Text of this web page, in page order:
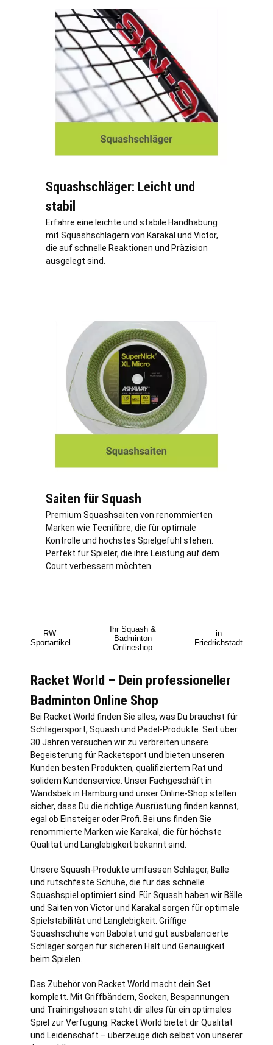
Squashschläger: Leicht und
stabil
Erfahre eine leichte und stabile Handhabung
mit Squashschlägern von Karakal und Victor,
die auf schnelle Reaktionen und Präzision
ausgelegt sind.
Saiten für Squash
Premium Squashsaiten von renommierten
Marken wie Tecnifibre, die für optimale
Kontrolle und höchstes Spielgefühl stehen.
Perfekt für Spieler, die ihre Leistung auf dem
Court verbessern möchten.
RW-
Sportartikel
Ihr Squash &
Badminton
Onlineshop
in
Friedrichstadt
Racket World – Dein professioneller
Badminton Online Shop
Bei Racket World finden Sie alles, was Du brauchst für
Schlägersport, Squash und Padel-Produkte. Seit über
30 Jahren versuchen wir zu verbreiten unsere
Begeisterung für Racketsport und bieten unseren
Kunden besten Produkten, qualifiziertem Rat und
solidem Kundenservice. Unser Fachgeschäft in
Wandsbek in Hamburg und unser Online-Shop stellen
sicher, dass Du die richtige Ausrüstung finden kannst,
egal ob Einsteiger oder Profi. Bei uns finden Sie
renommierte Marken wie Karakal, die für höchste
Qualität und Langlebigkeit bekannt sind.
Unsere Squash-Produkte umfassen Schläger, Bälle
und rutschfeste Schuhe, die für das schnelle
Squashspiel optimiert sind. Für Squash haben wir Bälle
und Saiten von Victor und Karakal sorgen für optimale
Spielstabilität und Langlebigkeit. Griffige
Squashschuhe von Babolat und gut ausbalancierte
Schläger sorgen für sicheren Halt und Genauigkeit
beim Spielen.
Das Zubehör von Racket World macht dein Set
komplett. Mit Griffbändern, Socken, Bespannungen
und Trainingshosen steht dir alles für ein optimales
Spiel zur Verfügung. Racket World bietet dir Qualität
und Leidenschaft – überzeuge dich selbst von unserer